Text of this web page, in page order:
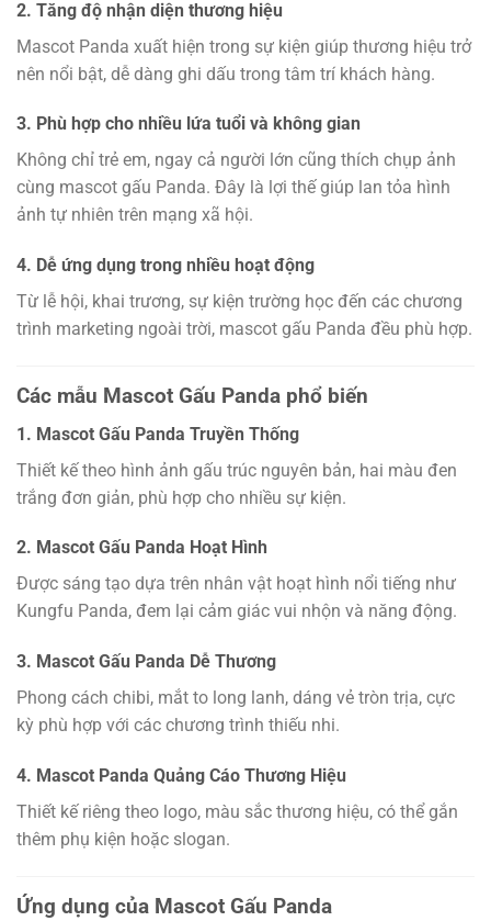
2. Tăng độ nhận diện thương hiệu
Mascot Panda xuất hiện trong sự kiện giúp thương hiệu trở
nên nổi bật, dễ dàng ghi dấu trong tâm trí khách hàng.
3. Phù hợp cho nhiều lứa tuổi và không gian
Không chỉ trẻ em, ngay cả người lớn cũng thích chụp ảnh
cùng mascot gấu Panda. Đây là lợi thế giúp lan tỏa hình
ảnh tự nhiên trên mạng xã hội.
4. Dễ ứng dụng trong nhiều hoạt động
Từ lễ hội, khai trương, sự kiện trường học đến các chương
trình marketing ngoài trời, mascot gấu Panda đều phù hợp.
Các mẫu Mascot Gấu Panda phổ biến
1. Mascot Gấu Panda Truyền Thống
Thiết kế theo hình ảnh gấu trúc nguyên bản, hai màu đen
trắng đơn giản, phù hợp cho nhiều sự kiện.
2. Mascot Gấu Panda Hoạt Hình
Được sáng tạo dựa trên nhân vật hoạt hình nổi tiếng như
Kungfu Panda, đem lại cảm giác vui nhộn và năng động.
3. Mascot Gấu Panda Dễ Thương
Phong cách chibi, mắt to long lanh, dáng vẻ tròn trịa, cực
kỳ phù hợp với các chương trình thiếu nhi.
4. Mascot Panda Quảng Cáo Thương Hiệu
Thiết kế riêng theo logo, màu sắc thương hiệu, có thể gắn
thêm phụ kiện hoặc slogan.
Ứng dụng của Mascot Gấu Panda